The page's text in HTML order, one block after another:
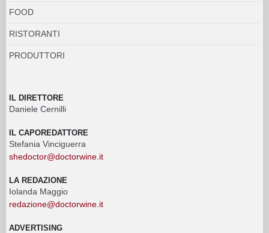
FOOD
RISTORANTI
PRODUTTORI
IL DIRETTORE
Daniele Cernilli
IL CAPOREDATTORE
Stefania Vinciguerra
shedoctor@doctorwine.it
LA REDAZIONE
Iolanda Maggio
redazione@doctorwine.it
ADVERTISING